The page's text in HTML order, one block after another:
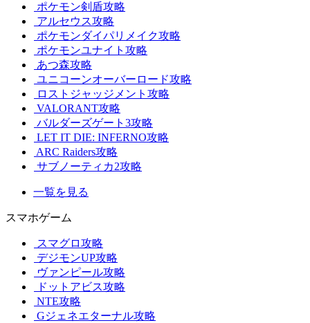
ポケモン剣盾攻略
アルセウス攻略
ポケモンダイパリメイク攻略
ポケモンユナイト攻略
あつ森攻略
ユニコーンオーバーロード攻略
ロストジャッジメント攻略
VALORANT攻略
バルダーズゲート3攻略
LET IT DIE: INFERNO攻略
ARC Raiders攻略
サブノーティカ2攻略
一覧を見る
スマホゲーム
スマグロ攻略
デジモンUP攻略
ヴァンピール攻略
ドットアビス攻略
NTE攻略
Gジェネエターナル攻略